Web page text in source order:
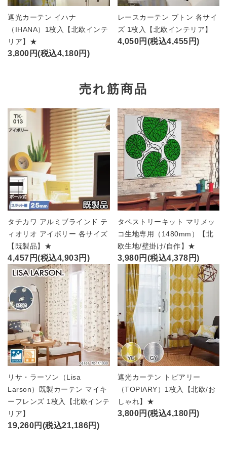
遮光カーテン イハナ
（IHANA）1枚入【北欧インテ
リア】★
3,800円(税込4,180円)
レースカーテン ブトン 各サイ
ズ 1枚入【北欧インテリア】
4,050円(税込4,455円)
売れ筋商品
タチカワ アルミブラインド テ
ィオリオ アイボリー 各サイズ
【既製品】★
4,457円(税込4,903円)
タペストリーキット マリメッ
コ生地専用（1480mm）【北
欧生地/壁掛け/自作】★
3,980円(税込4,378円)
リサ・ラーソン（Lisa
Larson）既製カーテン マイキ
ーフレンズ 1枚入【北欧インテ
リア】
19,260円(税込21,186円)
遮光カーテン トピアリー
（TOPIARY）1枚入【北欧/お
しゃれ】★
3,800円(税込4,180円)